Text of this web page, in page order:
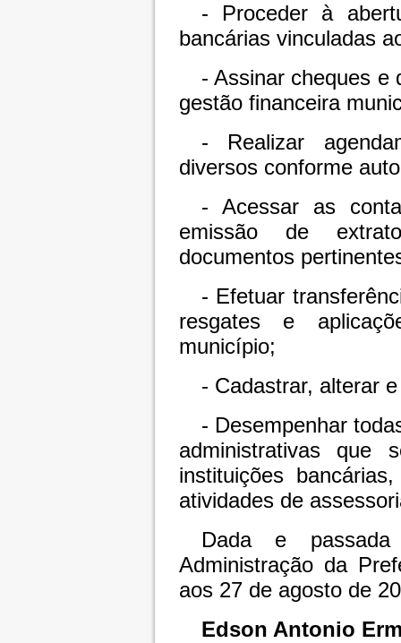
- Proceder à
bancárias vinculadas
- Assinar cheques e
gestão financeira
- Realizar
diversos conforme
- Acessar as
emissão de
documentos
- Efetuar
resgates e
município;
- Cadastrar, alterar
- Desempenhar
administrativas que
instituições
atividades de
Dada e
Administração da
aos 27 de agosto de
Edson Antonio